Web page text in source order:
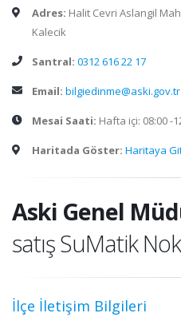
Adres: Halit Cevri Aslangil
Kalecik
Santral: 0312 616 22 17
Email: bilgiedinme@aski.gov.tr
Mesai Saati: Hafta içi: 08:00 -
Haritada Göster: Haritaya
Aski Genel
satış SuMatik
İlçe İletişim Bilgileri